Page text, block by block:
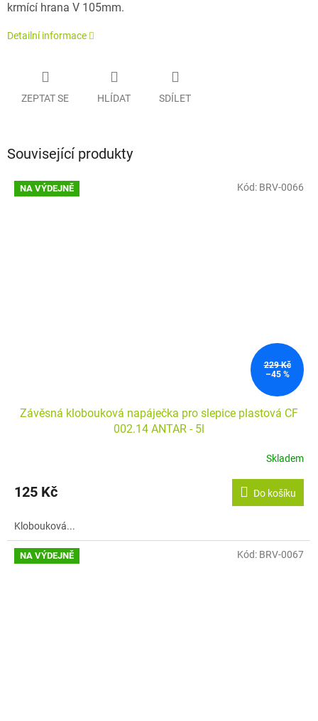
krmící hrana V 105mm.
Detailní informace
ZEPTAT SE HLÍDAT SDÍLET
Související produkty
NA VÝDEJNĚ
229 Kč
–45 %
Závěsná klobouková napáječka pro slepice plastová CF
002.14 ANTAR - 5l
Skladem
125 Kč Do košíku
Klobouková...
Kód: BRV-0066
NA VÝDEJNĚ Kód: BRV-0067